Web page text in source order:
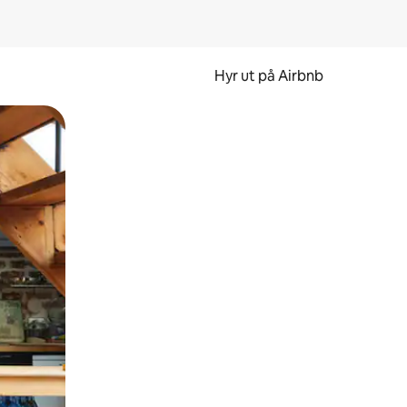
Hyr ut på Airbnb